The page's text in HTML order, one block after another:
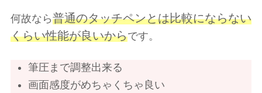
何故なら普通のタッチペンとは比較にならない
くらい性能が良いからです。
筆圧まで調整出来る
画面感度がめちゃくちゃ良い